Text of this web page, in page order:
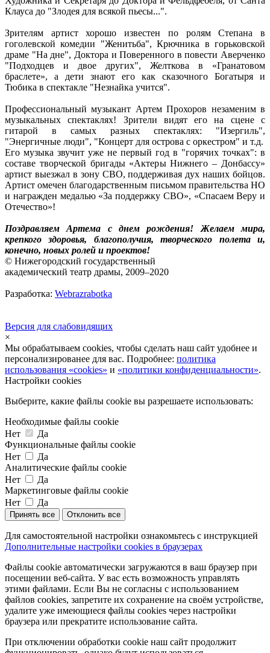
Клауса до "Злодея для всякой пьесы...".
Зрителям артист хорошо известен по ролям Степана в
гоголевской комедии "Женитьба", Крючника в горьковской
драме "На дне", Доктора и Поверенного в повести Аверченко
"Подходцев и двое других", Желткова в «Гранатовом
браслете», а дети знают его как сказочного Богатыря и
Тюбика в спектакле "Незнайка учится".
Профессиональный музыкант Артем Прохоров незаменим в
музыкальных спектаклях! Зрители видят его на сцене с
гитарой в самых разных спектаклях: "Изергиль",
"Энергичные люди", "Концерт для острова с оркестром" и т.д.
Его музыка звучит уже не первый год в "горячих точках": в
составе творческой бригады «Актеры Нижнего – Донбассу»
артист выезжал в зону СВО, поддерживая дух наших бойцов.
Артист омечен благодарственным письмом правительства НО
и награжден медалью «За поддержку СВО», «Спасаем Веру и
Отечество»!
Поздравляем Артема с днем рождения! Желаем мира,
крепкого здоровья, благополучия, творческого полета и,
конечно, новых ролей и проектов!
© Нижегородский государственный
академический театр драмы, 2009–2020
Разработка: Webrazrabotka
Версия для слабовидящих
×
Мы обрабатываем cookies, чтобы сделать наш сайт удобнее и
персонализированее для вас. Подробнее: политика
использования «cookies» и «политики конфиденциальности».
Настройки cookies
Выберите, какие файлы cookie вы разрешаете использовать:
Необходимые файлы cookie
Нет
Да
Функциональные файлы cookie
Нет
Да
Аналитические файлы cookie
Нет
Да
Маркетинговые файлы cookie
Нет
Да
Принять все Отклонить все
Для самостоятельной настройки ознакомьтесь с инструкцией
Дополнительные настройки cookies в браузерах
Файлы cookie автоматически загружаются в ваш браузер при
посещении веб-сайта. У вас есть возможность управлять
этими файлами. Если Вы не согласны с использованием
файлов cookies, запретите их сохранение на своём устройстве,
удалите уже имеющиеся файлы cookies через настройки
браузера или прекратите использование сайта.
При отключении обработки cookie наш сайт продолжит